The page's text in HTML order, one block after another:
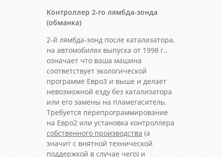
Контроллер 2-го лямбда-зонда
(обманка)
2-й лямбда-зонд после катализатора,
на автомобилях выпуска от 1998 г.,
означает что ваша машина
соответствует экологической
программе Евро3 и выше и делает
невозможной езду без катализатора
или его замены на пламегаситель.
Требуется перепрограммирование
на Евро2 или установка контроллера
собственного производства (а
значит с внятной технической
поддержкой в случае чего) и